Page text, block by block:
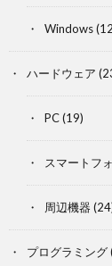
Windows
ハードウェア
PC(19)
スマートフ
周辺機器
プログラミング